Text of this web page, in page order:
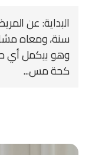
سنة، ومعاه
وهو بيكمل أي
كحة مس...